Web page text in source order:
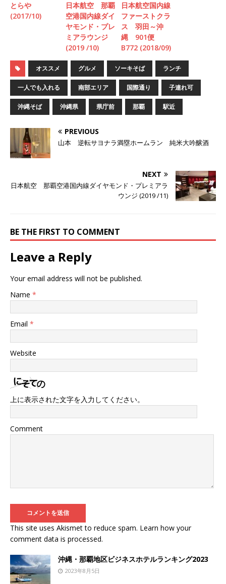
とらや
(2017/10)
日本航空 那覇
空港国内線ダイ
ヤモンド・プレ
ミアラウンジ
(2019 /10)
日本航空国内線
ファーストクラ
ス 羽田～沖
縄 901便
B772 (2018/09)
オススメ グルメ ソーキそば ランチ
一人でも入れる 南部エリア 国際通り 子連れ可
沖縄そば 沖縄県 県庁前 那覇 駅近
PREVIOUS
山本 逆転サヨナラ満塁ホームラン 純米大吟醸酒
NEXT
日本航空 那覇空港国内線ダイヤモンド・プレミアラ
ウンジ (2019 /11)
BE THE FIRST TO COMMENT
Leave a Reply
Your email address will not be published.
Name *
Email *
Website
上に表示された文字を入力してください。
Comment
This site uses Akismet to reduce spam. Learn how your
comment data is processed.
沖縄・那覇地区ビジネスホテルランキング2023
2023年8月5日